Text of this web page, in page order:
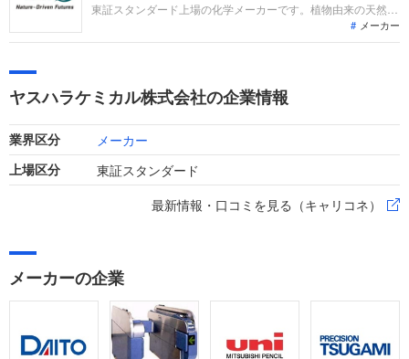
東証スタンダード上場の化学メーカーです。植物由来の天然原
料「テルペン」を出発点とした化学製品やホットメルト接着
剤、ラミネートフィルムの製造・販売を主力事業としていま
メーカー
ヤスハラケミカル株式会社の企業情報
業界区分 メーカー
上場区分
東証スタンダード
最新情報・口コミを見る（キャリコネ）
メーカーの企業